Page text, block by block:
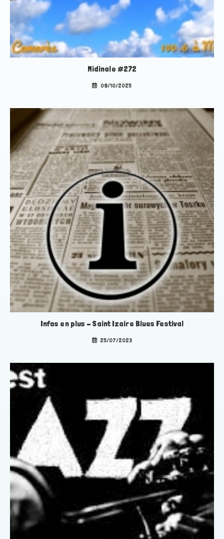
Midinale #272
09/10/2025
Infos en plus – Saint Izaire Blues Festival
25/07/2023